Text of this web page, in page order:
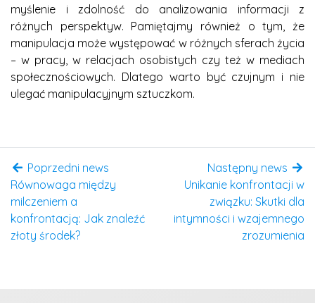
myślenie i zdolność do analizowania informacji z
różnych perspektyw. Pamiętajmy również o tym, że
manipulacja może występować w różnych sferach życia
– w pracy, w relacjach osobistych czy też w mediach
społecznościowych. Dlatego warto być czujnym i nie
ulegać manipulacyjnym sztuczkom.
Poprzedni news
Równowaga między
milczeniem a
konfrontacją: Jak znaleźć
złoty środek?
Następny news
Unikanie konfrontacji w
związku: Skutki dla
intymności i wzajemnego
zrozumienia